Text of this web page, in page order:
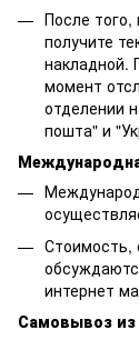
После
получите
накладной.
момент
отделении
пошта" и
Стоимость,
интернет
Самовывоз из